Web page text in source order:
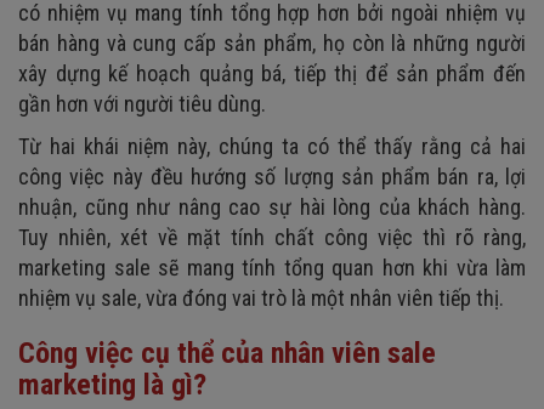
có nhiệm vụ mang tính tổng hợp hơn bởi ngoài nhiệm vụ
bán hàng và cung cấp sản phẩm, họ còn là những người
xây dựng kế hoạch quảng bá, tiếp thị để sản phẩm đến
gần hơn với người tiêu dùng.
Từ hai khái niệm này, chúng ta có thể thấy rằng cả hai
công việc này đều hướng số lượng sản phẩm bán ra, lợi
nhuận, cũng như nâng cao sự hài lòng của khách hàng.
Tuy nhiên, xét về mặt tính chất công việc thì rõ ràng,
marketing sale sẽ mang tính tổng quan hơn khi vừa làm
nhiệm vụ sale, vừa đóng vai trò là một nhân viên tiếp thị.
Công việc cụ thể của nhân viên sale
marketing là gì?